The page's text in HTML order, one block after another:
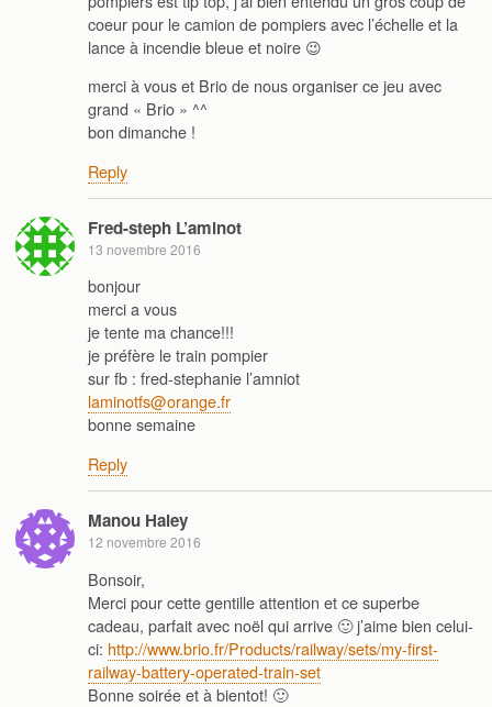
coeur pour le camion de pompiers avec l’échelle et la
lance à incendie bleue et noire 😉
merci à vous et Brio de nous organiser ce jeu avec
grand « Brio » ^^
bon dimanche !
Reply
Fred-steph L’aminot
13 novembre 2016
bonjour
merci a vous
je tente ma chance!!!
je préfère le train pompier
sur fb : fred-stephanie l’amniot
laminotfs@orange.fr
bonne semaine
Reply
Manou Haley
12 novembre 2016
Bonsoir,
Merci pour cette gentille attention et ce superbe
cadeau, parfait avec noël qui arrive 🙂 j’aime bien celui-
ci: http://www.brio.fr/Products/railway/sets/my-first-
railway-battery-operated-train-set
Bonne soirée et à bientot! 🙂